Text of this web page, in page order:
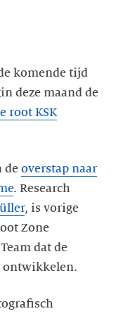
komende tijd
deze maand de
root KSK
de overstap naar
. Research
, is vorige
Zone
dat de
ontwikkelen.